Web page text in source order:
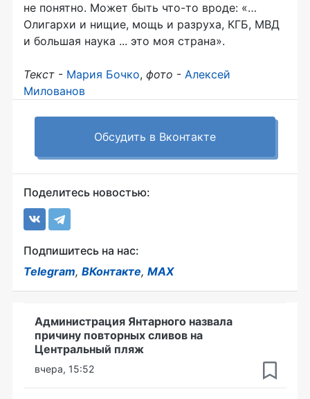
не понятно. Может быть что-то вроде: «…
Олигархи и нищие, мощь и разруха, КГБ, МВД
и большая наука ... это моя страна».
Текст - Мария Бочко, фото - Алексей
Милованов
Обсудить в Вконтакте
Поделитесь новостью:
Подпишитесь на нас:
Telegram, ВКонтакте, MAX
Администрация Янтарного назвала
причину повторных сливов на
Центральный пляж
вчера, 15:52